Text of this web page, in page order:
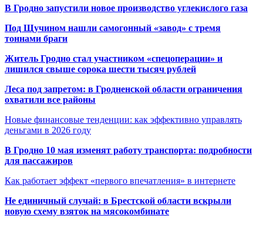
В Гродно запустили новое производство углекислого газа
Под Щучином нашли самогонный «завод» с тремя
тоннами браги
Житель Гродно стал участником «спецоперации» и
лишился свыше сорока шести тысяч рублей
Леса под запретом: в Гродненской области ограничения
охватили все районы
Новые финансовые тенденции: как эффективно управлять
деньгами в 2026 году
В Гродно 10 мая изменят работу транспорта: подробности
для пассажиров
Как работает эффект «первого впечатления» в интернете
Не единичный случай: в Брестской области вскрыли
новую схему взяток на мясокомбинате